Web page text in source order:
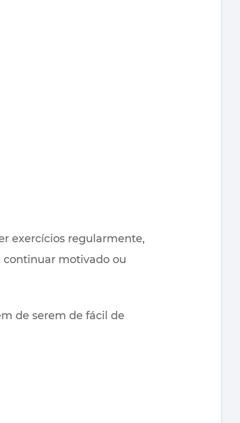
exercícios regularmente,
continuar motivado ou
de serem de fácil de